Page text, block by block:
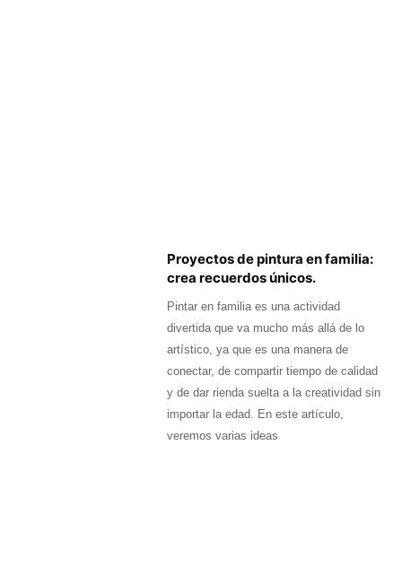
Proyectos de pintura en familia:
crea recuerdos únicos.
Pintar en familia es una actividad
divertida que va mucho más allá de lo
artístico, ya que es una manera de
conectar, de compartir tiempo de calidad
y de dar rienda suelta a la creatividad sin
importar la edad. En este artículo,
veremos varias ideas